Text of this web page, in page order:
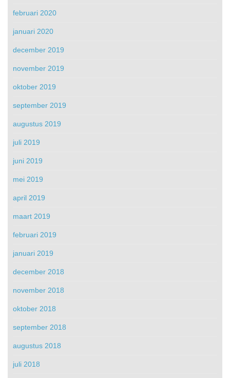
februari 2020
januari 2020
december 2019
november 2019
oktober 2019
september 2019
augustus 2019
juli 2019
juni 2019
mei 2019
april 2019
maart 2019
februari 2019
januari 2019
december 2018
november 2018
oktober 2018
september 2018
augustus 2018
juli 2018